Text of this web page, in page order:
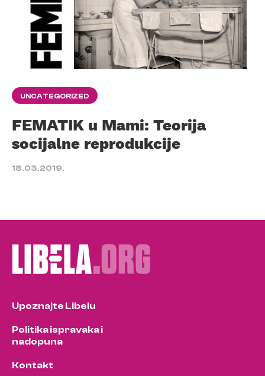
UNCATEGORIZED
FEMATIK u Mami: Teorija
socijalne reprodukcije
18.03.2019.
Upoznajte Libelu
Politika ispravaka i
nadopuna
Kontakt